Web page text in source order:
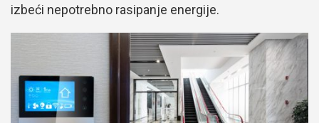
izbeći nepotrebno rasipanje energije.